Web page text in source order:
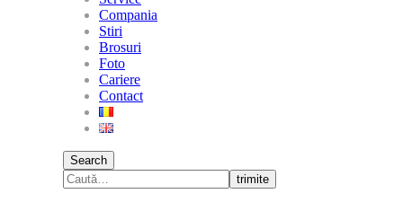
Compania
Stiri
Brosuri
Foto
Cariere
Contact
Search
trimite